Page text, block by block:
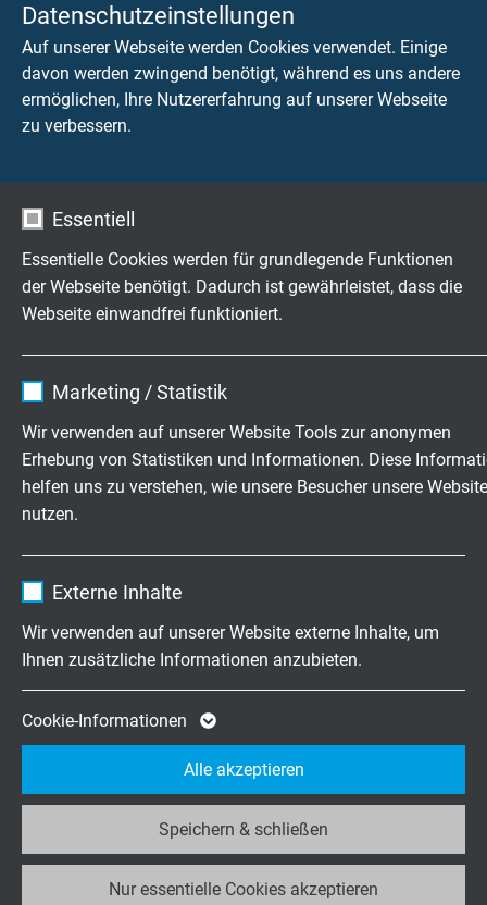
Datenschutzeinstellungen
Auf unserer Webseite werden Cookies verwendet. Einige
davon werden zwingend benötigt, während es uns andere
ermöglichen, Ihre Nutzererfahrung auf unserer Webseite
zu verbessern.
Essentiell
Essentielle Cookies werden für grundlegende Funktionen
der Webseite benötigt. Dadurch ist gewährleistet, dass die
Webseite einwandfrei funktioniert.
Laufzeit 1 Jahr
Marketing / Statistik
Wir verwenden auf unserer Website Tools zur anonymen
Erhebung von Statistiken und Informationen. Diese
helfen uns zu verstehen, wie unsere Besucher unsere Website
nutzen.
Laufzeit 2 Jahre
Zweck
Cookie von Google für Website-Analysen.
Erzeugt statistische Daten darüber, wie der
Besucher die Website nutzt.
_ga_JL6KH9WKZ9, Google Analytics
Google LLC
Externe Inhalte
Wir verwenden auf unserer Website externe Inhalte, um
Ihnen zusätzliche Informationen anzubieten.
Cookie-Informationen
Nur essentielle Cookies akzeptieren
Speichern & schließen
Alle akzeptieren
WIDERSTANDSTHERMOMETER -
INNENLEITUNGEN
FARBKENNZEICHNUNG DES
ANSCHLUSSSOCKELS
Hochflexible Kabel & Leitungen
exakt nach Ihren Wünschen
Familienbetrieb für Konstruktion und
Fertigung seit 1947
Jetzt unverbindliche Anfrage senden
+49 (0)2162 898-0
Mo.-Do. 7:30–16:30 Uhr
Fr. 7:30–13:30 Uhr
Unternehmen
Wir über uns
Jobs & Karriere